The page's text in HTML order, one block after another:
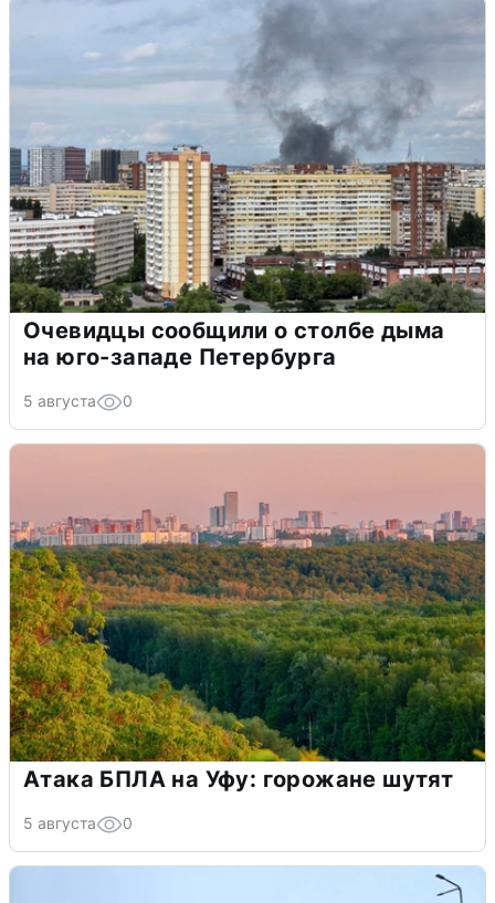
Очевидцы сообщили о столбе дыма
на юго-западе Петербурга
5 августа 0
Атака БПЛА на Уфу: горожане шутят
5 августа 0